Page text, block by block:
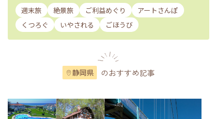
週末旅 絶景旅 ご利益めぐり
アートさんぽ
くつろぐ
いやされる ごほうび
静岡県 のおすすめ記事